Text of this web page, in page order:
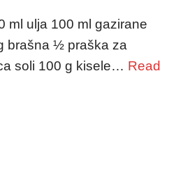
ml ulja 100 ml gazirane
brašna ½ praška za
soli 100 g kisele… Read